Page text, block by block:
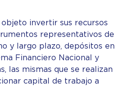
invertir sus recursos
representativos de
y largo plazo, depósitos en
Financiero Nacional y
las mismas que se realizan
capital de trabajo a